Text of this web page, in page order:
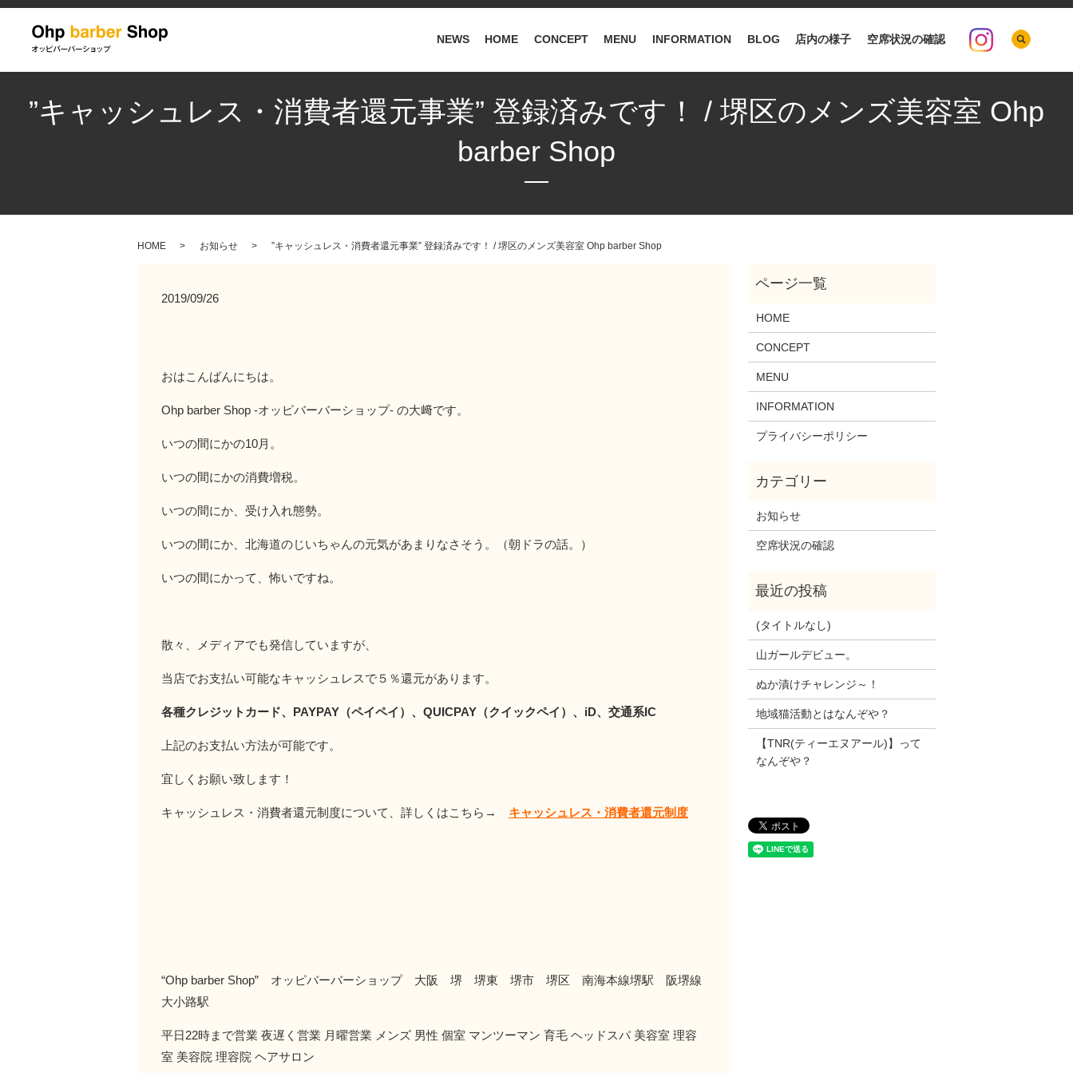
NEWS HOME CONCEPT MENU INFORMATION BLOG 店内の様子 空席状況の確認
”キャッシュレス・消費者還元事業” 登録済みです！ / 堺区のメンズ美容室 Ohp
barber Shop
HOME お知らせ ”キャッシュレス・消費者還元事業” 登録済みです！ / 堺区のメンズ美容室 Ohp barber Shop
2019/09/26
おはこんばんにちは。
Ohp barber Shop -オッピバーバーショップ- の大﨑です。
いつの間にかの10月。
いつの間にかの消費増税。
いつの間にか、受け入れ態勢。
いつの間にか、北海道のじいちゃんの元気があまりなさそう。（朝ドラの話。）
いつの間にかって、怖いですね。
散々、メディアでも発信していますが、
当店でお支払い可能なキャッシュレスで５％還元があります。
各種クレジットカード、PAYPAY（ペイペイ）、QUICPAY（クイックペイ）、iD、交通系IC
上記のお支払い方法が可能です。
宜しくお願い致します！
キャッシュレス・消費者還元制度について、詳しくはこちら→ キャッシュレス・消費者還元制度
“Ohp barber Shop” オッピバーバーショップ 大阪 堺 堺東 堺市 堺区 南海本線堺駅 阪堺線
大小路駅
平日22時まで営業 夜遅く営業 月曜営業 メンズ 男性 個室 マンツーマン 育毛 ヘッドスパ 美容室 理容
室 美容院 理容院 ヘアサロン
HOME
CONCEPT
MENU
INFORMATION
プライバシーポリシー
お知らせ
空席状況の確認
(タイトルなし)
山ガールデビュー。
ぬか漬けチャレンジ～！
地域猫活動とはなんぞや？
【TNR(ティーエヌアール)】って
なんぞや？